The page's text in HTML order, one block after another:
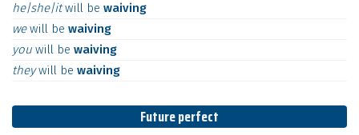
he|she|itwill be waiving
wewill be waiving
you will be waiving
theywill be waiving
Future perfect